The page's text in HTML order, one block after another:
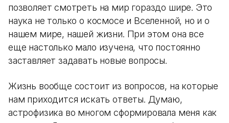
позволяет смотреть на мир гораздо шире. Это
наука не только о космосе и Вселенной, но и о
нашем мире, нашей жизни. При этом она все
еще настолько мало изучена, что постоянно
заставляет задавать новые вопросы.
Жизнь вообще состоит из вопросов, на которые
нам приходится искать ответы. Думаю,
астрофизика во многом сформировала меня как